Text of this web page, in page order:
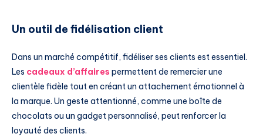
Un outil de fidélisation client
Dans un marché compétitif, fidéliser ses clients est essentiel.
Les cadeaux d’affaires permettent de remercier une
clientèle fidèle tout en créant un attachement émotionnel à
la marque. Un geste attentionné, comme une boîte de
chocolats ou un gadget personnalisé, peut renforcer la
loyauté des clients.